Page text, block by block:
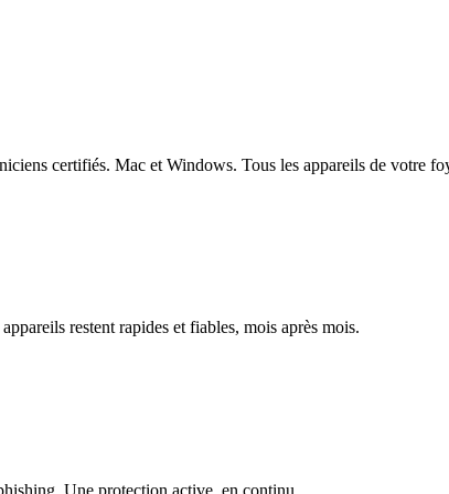
certifiés. Mac et Windows. Tous les appareils de votre
restent rapides et fiables, mois après mois.
Une protection active, en continu.